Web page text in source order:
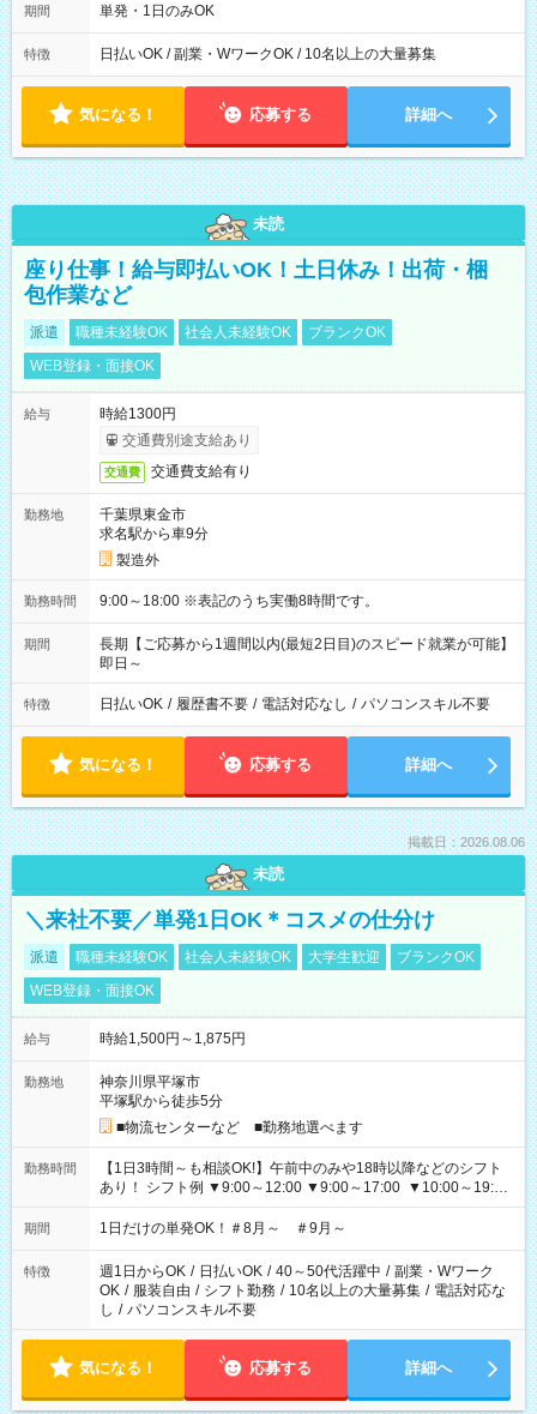
期間 単発・1日のみOK
特徴 日払いOK / 副業・WワークOK / 10名以上の大量募集
気になる！ 応募する 詳細へ
未読
座り仕事！給与即払いOK！土日休み！出荷・梱
包作業など
派遣 職種未経験OK 社会人未経験OK
ブランクOK
WEB登録・面接OK
給与
時給1300円
交通費別途支給あり
交通費 交通費支給有り
勤務地
千葉県東金市
求名駅から車9分
製造外
勤務時間 9:00～18:00 ※表記のうち実働8時間です。
期間
長期【ご応募から1週間以内(最短2日目)のスピード就業が可能】
即日～
特徴 日払いOK / 履歴書不要 / 電話対応なし / パソコンスキル不要
気になる！ 応募する 詳細へ
掲載日：2026.08.06
未読
＼来社不要／単発1日OK＊コスメの仕分け
派遣 職種未経験OK 社会人未経験OK 大学生歓迎
ブランクOK
WEB登録・面接OK
給与 時給1,500円～1,875円
勤務地
神奈川県平塚市
平塚駅から徒歩5分
■物流センターなど ■勤務地選べます
勤務時間
【1日3時間～も相談OK!】午前中のみや18時以降などのシフト
あり！ シフト例 ▼9:00～12:00 ▼9:00～17:00 ▼10:00～19:00
▼18:00～21:00
期間 1日だけの単発OK！＃8月～ ＃9月～
特徴 週1日からOK / 日払いOK / 40～50代活躍中 / 副業・Wワーク
OK / 服装自由 / シフト勤務 / 10名以上の大量募集 / 電話対応な
し / パソコンスキル不要
気になる！ 応募する 詳細へ